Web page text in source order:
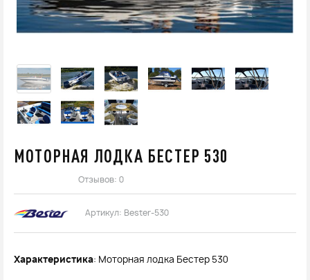
МОТОРНАЯ ЛОДКА БЕСТЕР 530
Отзывов: 0
Артикул: Bester-530
Характеристика: Моторная лодка Бестер 530